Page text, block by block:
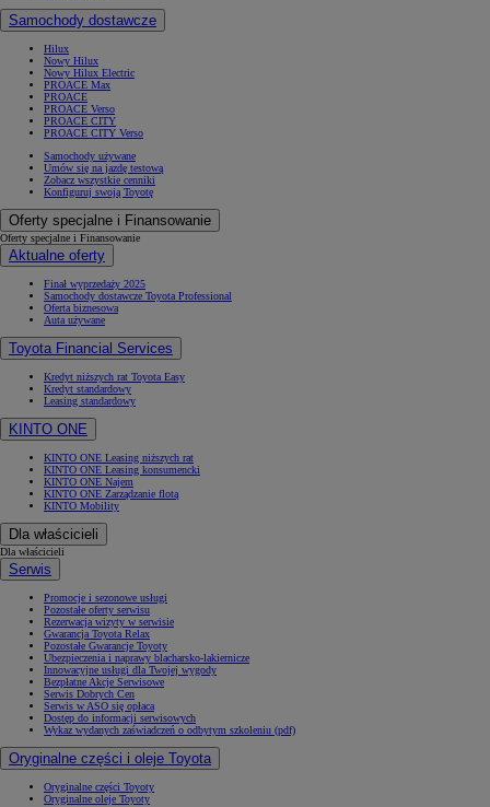
Samochody dostawcze
Hilux
Nowy Hilux
Nowy Hilux Electric
PROACE Max
PROACE
PROACE Verso
PROACE CITY
PROACE CITY Verso
Samochody używane
Umów się na jazdę testową
Zobacz wszystkie cenniki
Konfiguruj swoją Toyotę
Oferty specjalne i Finansowanie
Oferty specjalne i Finansowanie
Aktualne oferty
Finał wyprzedaży 2025
Samochody dostawcze Toyota Professional
Oferta biznesowa
Auta używane
Toyota Financial Services
Kredyt niższych rat Toyota Easy
Kredyt standardowy
Leasing standardowy
KINTO ONE
KINTO ONE Leasing niższych rat
KINTO ONE Leasing konsumencki
KINTO ONE Najem
KINTO ONE Zarządzanie flotą
KINTO Mobility
Dla właścicieli
Dla właścicieli
Serwis
Promocje i sezonowe usługi
Pozostałe oferty serwisu
Rezerwacja wizyty w serwisie
Gwarancja Toyota Relax
Pozostałe Gwarancje Toyoty
Ubezpieczenia i naprawy blacharsko-lakiernicze
Innowacyjne usługi dla Twojej wygody
Bezpłatne Akcje Serwisowe
Serwis Dobrych Cen
Serwis w ASO się opłaca
Dostęp do informacji serwisowych
Wykaz wydanych zaświadczeń o odbytym szkoleniu (pdf)
Oryginalne części i oleje Toyota
Oryginalne części Toyoty
Oryginalne oleje Toyoty